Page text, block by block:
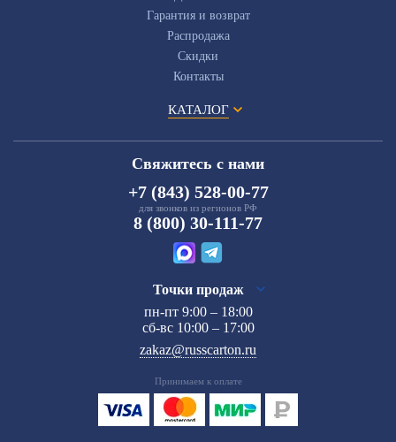
Гарантия и возврат
Распродажа
Скидки
Контакты
КАТАЛОГ
Свяжитесь с нами
+7 (843) 528-00-77
для звонков из регионов РФ
8 (800) 30-111-77
Точки продаж
пн-пт 9:00 – 18:00
сб-вс 10:00 – 17:00
zakaz@russcarton.ru
Принимаем к оплате